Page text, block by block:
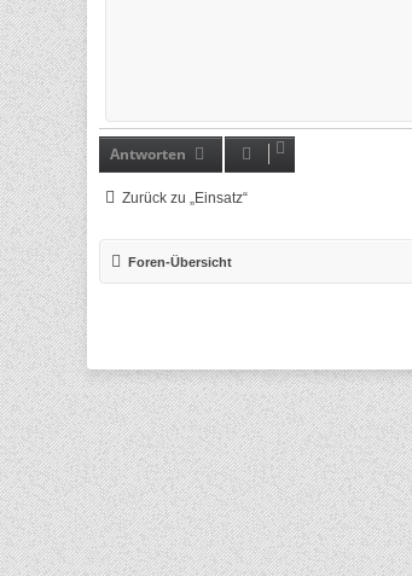
Antworten
Zurück zu „Einsatz“
Foren-Übersicht